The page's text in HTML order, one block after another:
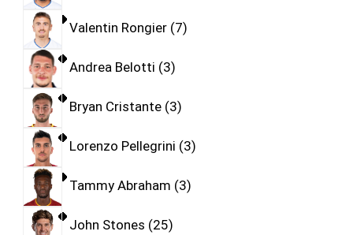
Valentin Rongier 7
Andrea Belotti 3
Bryan Cristante 3
Lorenzo Pellegrini 3
Tammy Abraham 3
John Stones 25